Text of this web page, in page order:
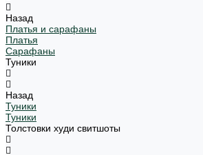
Назад
Платья и сарафаны
Платья
Сарафаны
Туники
Назад
Туники
Туники
Толстовки худи свитшоты